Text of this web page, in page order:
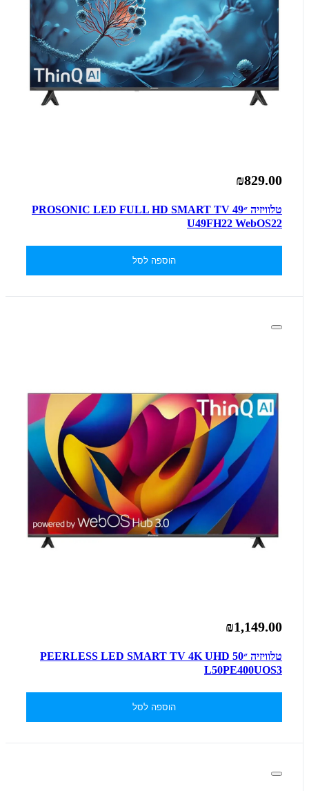
₪829.00
טלוויזיה ״49 PROSONIC LED FULL HD SMART TV
U49FH22 WebOS22
הוספה לסל
₪1,149.00
טלוויזיה ״50 PEERLESS LED SMART TV 4K UHD
L50PE400UOS3
הוספה לסל